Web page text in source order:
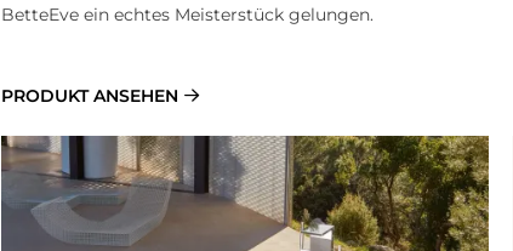
BetteEve ein echtes Meisterstück gelungen.
PRODUKT ANSEHEN